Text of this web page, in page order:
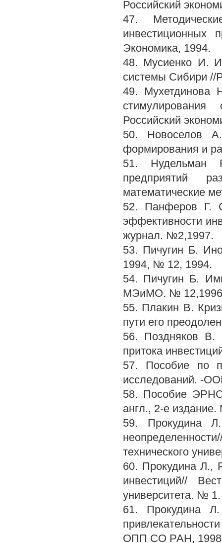
Российский
47.
инвестиционных
Экономика, 1994.
48. Мусиенко И.
системы Сибири //
49. Мухетдинова
Российский
50. Новоселов
формирования и
51. Нудельман
предприятий
математические
52. Панферов Г.
эффективности
журнал. №2,1997.
53. Пичугин Б.
1994, № 12, 1994.
54. Пичугин Б.
МЭиМО. №
55. Плакин В.
пути его
56. Поздняков В.
притока
57. Пособие по
исследований. -
58. Пособие
англ., 2-е
59. Прокудина
технического
60. Прокудина Л.,
инвестиций//
университета. №
61. Прокудина Л.
ОПП СО РАН,